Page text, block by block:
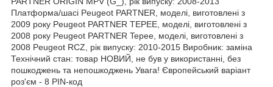
Платформа/шасі Peugeot PARTNER, моделі, виготовлені з
2009 року Peugeot PARTNER TEPEE, моделі, виготовлені з
2008 року Peugeot PARTNER Tepee, моделі, виготовлені з
2008 Peugeot RCZ, рік випуску: 2010-2015 Виробник: заміна
Технічний стан: товар НОВИЙ, не був у використанні, без
пошкоджень та непошкоджень Увага! Європейський варіант
роз'єм - 8 PIN-код